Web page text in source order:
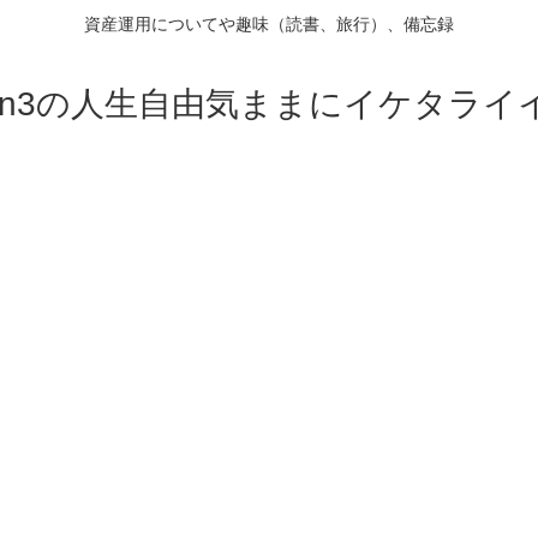
資産運用についてや趣味（読書、旅行）、備忘録
の人生自由気ままにイケタライ